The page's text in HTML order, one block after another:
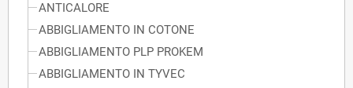
ANTICALORE
ABBIGLIAMENTO IN COTONE
ABBIGLIAMENTO PLP PROKEM
ABBIGLIAMENTO IN TYVEC